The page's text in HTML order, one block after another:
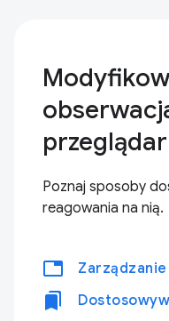
Poznaj sposoby
reagowania na nią.
tabs
bookmarks